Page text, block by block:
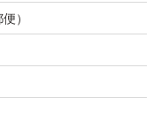
）